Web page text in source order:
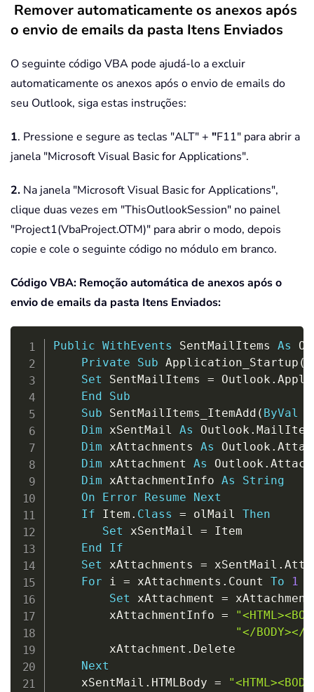
Remover automaticamente os anexos após
o envio de emails da pasta Itens Enviados
O seguinte código VBA pode ajudá-lo a excluir
automaticamente os anexos após o envio de emails do
seu Outlook, siga estas instruções:
1. Pressione e segure as teclas "ALT" + "F11" para abrir a
janela "Microsoft Visual Basic for Applications".
2. Na janela "Microsoft Visual Basic for Applications",
clique duas vezes em "ThisOutlookSession" no painel
"Project1(VbaProject.OTM)" para abrir o modo, depois
copie e cole o seguinte código no módulo em branco.
Código VBA: Remoção automática de anexos após o
envio de emails da pasta Itens Enviados:
Public WithEvents SentMailItems As
Private
Sub Application_Startup (
Set SentMailItems = Outlook .
End
Sub
Sub SentMailItems_ItemAdd ( ByVal
Dim xSentMail As Outlook . MailItem
Dim xAttachments As Outlook .
Dim xAttachment As Outlook .
Dim xAttachmentInfo As
String
On
Error Resume
Next
If Item . Class = olMail Then
Set xSentMail = Item
End
If
Set xAttachments = xSentMail .
For i = xAttachments . Count To 1
Set xAttachment =
        xAttachmentInfo
=
"</BODY></
        xAttachment
. Delete
Next
    xSentMail
. HTMLBody =
Copy